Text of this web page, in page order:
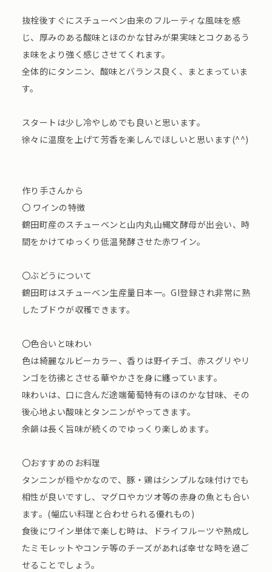
抜栓後すぐにスチューベン由来のフルーティな風味を感
じ、厚みのある酸味とほのかな甘みが果実味とコクあるう
ま味をより強く感じさせてくれます。
全体的にタンニン、酸味とバランス良く、まとまっていま
す。
スタートは少し冷やしめでも良いと思います。
徐々に温度を上げて芳香を楽しんでほしいと思います(^^)
作り手さんから
〇 ワインの特徴
鶴田町産のスチューベンと山内丸山縄文酵母が出会い、時
間をかけてゆっくり低温発酵させた赤ワイン。
〇ぶどうについて
鶴田町はスチューベン生産量日本一。GI登録され非常に熟
したブドウが収穫できます。
〇色合いと味わい
⾊は綺麗なルビーカラー、⾹りは野イチゴ、⾚スグリやリ
ンゴを彷彿とさせる華やかさを⾝に纏っています。
味わいは、⼝に含んだ途端葡萄特有のほのかな⽢味、その
後⼼地よい酸味とタンニンがやってきます。
余韻は⻑く旨味が続くのでゆっくり楽しめます。
〇おすすめのお料理
タンニンが穏やかなので、豚・鶏はシンプルな味付けでも
相性が良いですし、マグロやカツオ等の⾚⾝の⿂とも合い
ます。(幅広い料理と合わせられる優れもの)
⾷後にワイン単体で楽しむ時は、ドライフルーツや熟成し
たミモレットやコンテ等のチーズがあれば幸せな時を過ご
せることでしょう。